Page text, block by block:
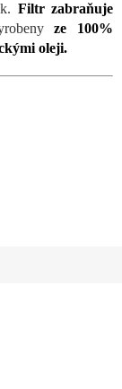
Filtr zabraňuje
ze 100%
oleji.